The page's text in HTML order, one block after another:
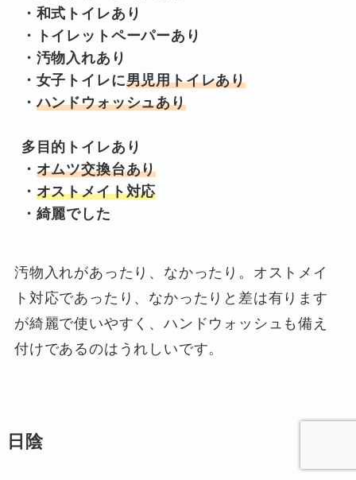
・和式トイレあり
・トイレットペーパーあり
・汚物入れあり
・女子トイレに男児用トイレあり
・ハンドウォッシュあり
多目的トイレあり
・ オムツ交換台あり
・ オストメイト対応
・綺麗でした
汚物入れがあったり、なかったり。オストメイ
ト対応であったり、なかったりと差は有ります
が綺麗で使いやすく、ハンドウォッシュも備え
付けであるのはうれしいです。
日陰